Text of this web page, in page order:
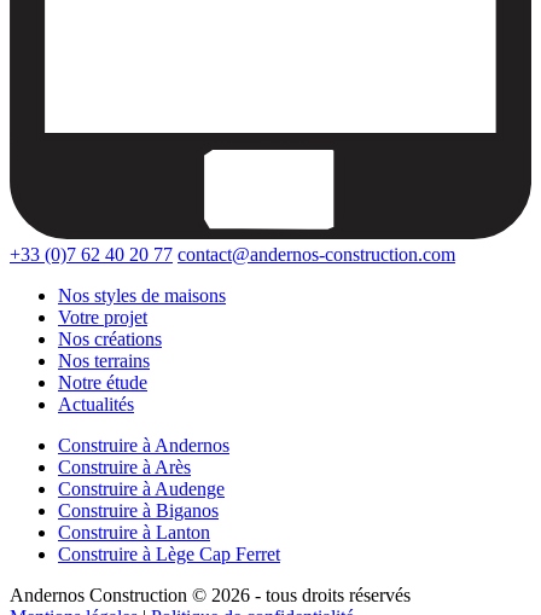
+33 (0)7 62 40 20 77 contact@andernos-construction.com
Nos styles de maisons
Votre projet
Nos créations
Nos terrains
Notre étude
Actualités
Construire à Andernos
Construire à Arès
Construire à Audenge
Construire à Biganos
Construire à Lanton
Construire à Lège Cap Ferret
Andernos Construction © 2026 - tous droits réservés